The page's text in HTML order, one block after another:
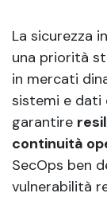
La sicurezza
una priorità
in mercati
sistemi e dati
garantire
continuità
SecOps ben
vulnerabilità